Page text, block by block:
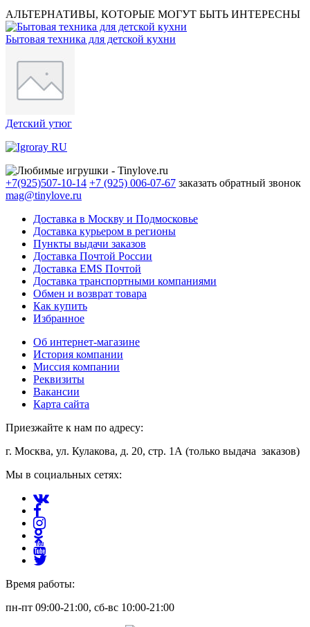
АЛЬТЕРНАТИВЫ, КОТОРЫЕ МОГУТ БЫТЬ ИНТЕРЕСНЫ
Бытовая техника для детской кухни
Детский утюг
+7(925)507-10-14 +7 (925) 006-07-67 заказать обратный звонок
mag@tinylove.ru
Доставка в Москву и Подмосковье
Доставка курьером в регионы
Пункты выдачи заказов
Доставка Почтой России
Доставка EMS Почтой
Доставка транспортными компаниями
Обмен и возврат товара
Как купить
Избранное
Об интернет-магазине
История компании
Миссия компании
Реквизиты
Вакансии
Карта сайта
Приезжайте к нам по адресу:
г. Москва, ул. Кулакова, д. 20, стр. 1А (только выдача заказов)
Мы в социальных сетях:
Время работы:
пн-пт 09:00-21:00, сб-вс 10:00-21:00